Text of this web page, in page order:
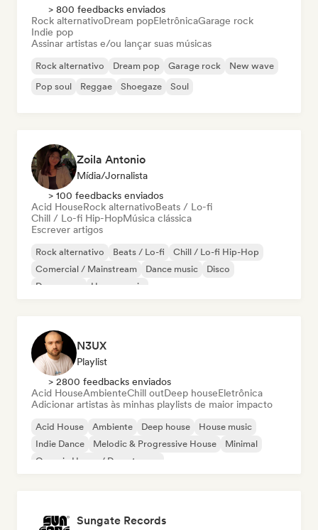
> 800 feedbacks enviados
Rock alternativoDream popEletrônicaGarage rock
Indie pop
Assinar artistas e/ou lançar suas músicas
Rock alternativo Dream pop Garage rock
New wave
Pop soul
Reggae Shoegaze Soul
Zoila Antonio
Mídia/Jornalista
> 100 feedbacks enviados
Acid HouseRock alternativoBeats / Lo-fi
Chill / Lo-fi Hip-HopMúsica clássica
Escrever artigos
Rock alternativo Beats / Lo-fi
Chill / Lo-fi Hip-Hop
Comercial / Mainstream
Dance music
Disco
Dream pop
House music
N3UX
Playlist
> 2800 feedbacks enviados
Acid HouseAmbienteChill outDeep houseEletrônica
Adicionar artistas às minhas playlists de maior impacto
Acid House Ambiente Deep house
House music
Indie Dance
Melodic & Progressive House
Minimal
Organic House / Downtempo
Sungate Records